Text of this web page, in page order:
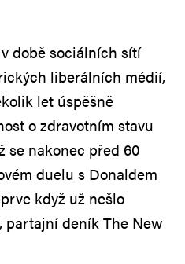
době sociálních sítí
liberálních médií,
let úspěšně
o zdravotním stavu
se nakonec před 60
duelu s Donaldem
když už nešlo
partajní deník The New